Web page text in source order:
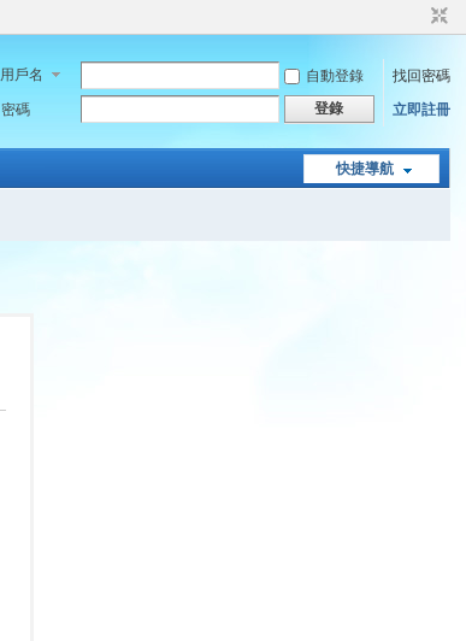
用戶名 自動登錄
找回密碼
密碼
登錄 立即註冊
快捷導航